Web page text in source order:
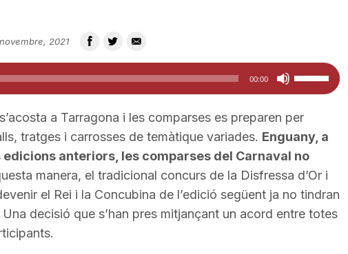
2021
00:00
Feu
servir
les
tecles
de
fletxa
cap
amunt/cap
a Tarragona i les comparses es preparen per
tratges i carrosses de temàtique variades. Enguany, a
anteriors, les comparses del Carnaval no
manera, el tradicional concurs de la Disfressa d’Or i
el Rei i la Concubina de l’edició següent ja no tindran
decisió que s’han pres mitjançant un acord entre totes